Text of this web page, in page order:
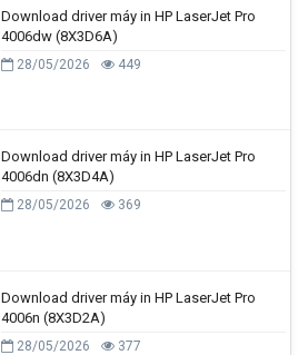
Download driver máy in HP LaserJet Pro
4006dw (8X3D6A)
28/05/2026 449
Download driver máy in HP LaserJet Pro
4006dn (8X3D4A)
28/05/2026 369
Download driver máy in HP LaserJet Pro
4006n (8X3D2A)
28/05/2026 377